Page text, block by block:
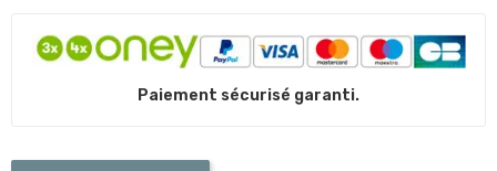
Paiement sécurisé garanti.